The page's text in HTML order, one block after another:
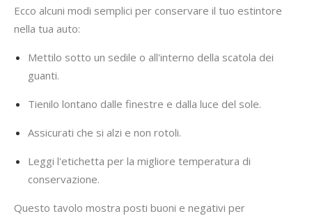
Ecco alcuni modi semplici per conservare il tuo estintore
nella tua auto:
Mettilo sotto un sedile o all'interno della scatola dei
guanti.
Tienilo lontano dalle finestre e dalla luce del sole.
Assicurati che si alzi e non rotoli.
Leggi l'etichetta per la migliore temperatura di
conservazione.
Questo tavolo mostra posti buoni e negativi per